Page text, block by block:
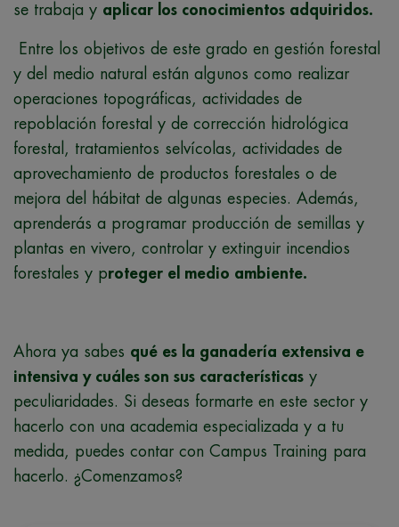
se trabaja y aplicar los conocimientos adquiridos.
Entre los objetivos de este grado en gestión forestal
y del medio natural están algunos como realizar
operaciones topográficas, actividades de
repoblación forestal y de corrección hidrológica
forestal, tratamientos selvícolas, actividades de
aprovechamiento de productos forestales o de
mejora del hábitat de algunas especies. Además,
aprenderás a programar producción de semillas y
plantas en vivero, controlar y extinguir incendios
forestales y proteger el medio ambiente.
Ahora ya sabes qué es la ganadería extensiva e
intensiva y cuáles son sus características y
peculiaridades. Si deseas formarte en este sector y
hacerlo con una academia especializada y a tu
medida, puedes contar con Campus Training para
hacerlo. ¿Comenzamos?